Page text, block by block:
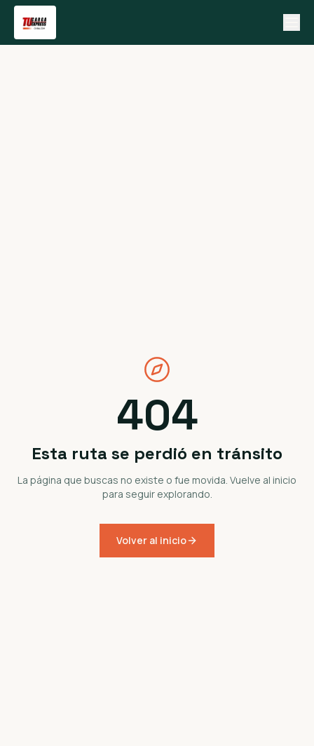
404
Esta ruta se perdió en tránsito
La página que buscas no existe o fue movida. Vuelve al inicio
para seguir explorando.
Volver al inicio